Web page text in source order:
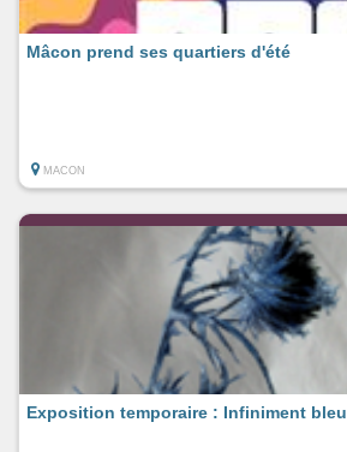
Mâcon prend ses quartiers d'été
MACON
Exposition temporaire : Infiniment bleu